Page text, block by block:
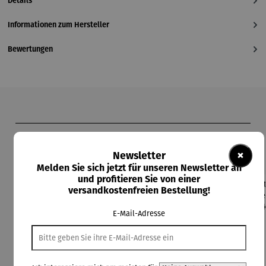
Informationen zum Hersteller
Bewertungen
Rabatt Rabatt
×
Newsletter
Melden Sie sich jetzt für unseren Newsletter an
und profitieren Sie von einer
versandkostenfreien Bestellung!
E-Mail-Adresse